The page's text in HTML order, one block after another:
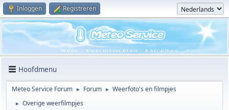
Inloggen Registreren
Hoofdmenu
Meteo Service Forum ► Forum ► Weerfoto's en filmpjes
► Overige weerfilmpjes